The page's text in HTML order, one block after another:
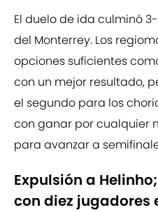
El duelo de ida culminó
del Monterrey. Los
opciones suficientes
con un mejor resultado,
el segundo para los
con ganar por cualquier
para avanzar a
Expulsión a
con diez jugadores